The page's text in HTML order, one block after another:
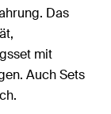
Das
mit
Auch Sets